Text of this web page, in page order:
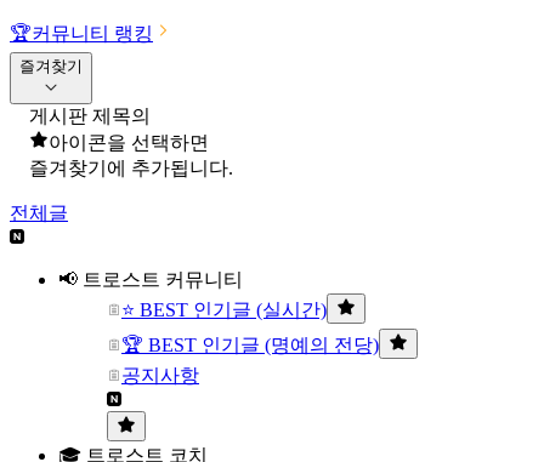
🏆커뮤니티 랭킹
즐겨찾기
게시판 제목의
아이콘을 선택하면
즐겨찾기에 추가됩니다.
전체글
📢 트로스트 커뮤니티
⭐ BEST 인기글 (실시간)
🏆 BEST 인기글 (명예의 전당)
공지사항
🎓 트로스트 코치